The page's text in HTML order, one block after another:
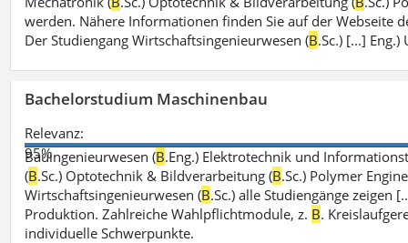
werden. Nähere Informationen finden Sie auf der Webseite
Der Studiengang Wirtschaftsingenieurwesen (B.Sc.) [...]
Bachelorstudium Maschinenbau
Relevanz:
95%
Bauingenieurwesen (B.Eng.) Elektrotechnik und
(B.Sc.) Optotechnik & Bildverarbeitung (B.Sc.) Polymer
Wirtschaftsingenieurwesen (B.Sc.) alle Studiengänge
Produktion. Zahlreiche Wahlpflichtmodule, z. B.
individuelle Schwerpunkte.